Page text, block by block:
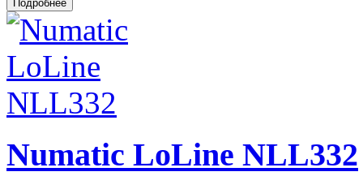
Подробнее
Numatic LoLine NLL332